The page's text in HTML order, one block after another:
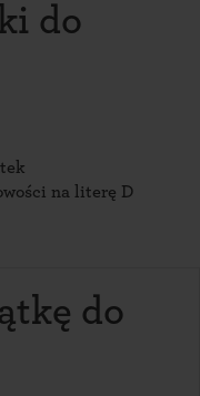
do
na literę D
do